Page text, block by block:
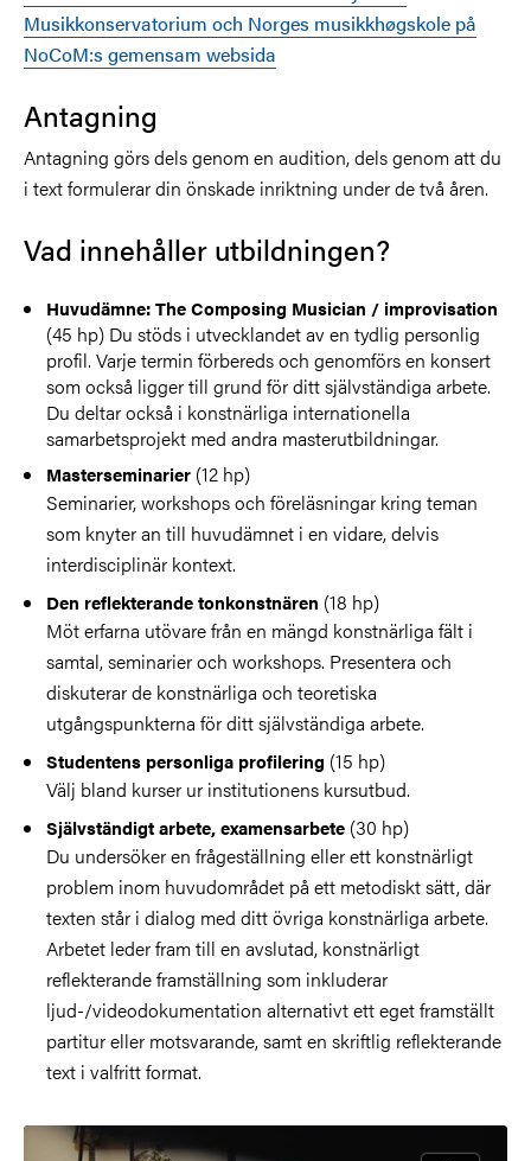
Musikkonservatorium och Norges musikkhøgskole på
NoCoM:s gemensam websida
Antagning
Antagning görs dels genom en audition, dels genom att du
i text formulerar din önskade inriktning under de två åren.
Vad innehåller utbildningen?
Huvudämne: The Composing Musician / improvisation
(45 hp) Du stöds i utvecklandet av en tydlig personlig
profil. Varje termin förbereds och genomförs en konsert
som också ligger till grund för ditt självständiga arbete.
Du deltar också i konstnärliga internationella
samarbetsprojekt med andra masterutbildningar.
Masterseminarier (12 hp)
Seminarier, workshops och föreläsningar kring teman
som knyter an till huvudämnet i en vidare, delvis
interdisciplinär kontext.
Den reflekterande tonkonstnären (18 hp)
Möt erfarna utövare från en mängd konstnärliga fält i
samtal, seminarier och workshops. Presentera och
diskuterar de konstnärliga och teoretiska
utgångspunkterna för ditt självständiga arbete.
Studentens personliga profilering (15 hp)
Välj bland kurser ur institutionens kursutbud.
Självständigt arbete, examensarbete (30 hp)
Du undersöker en frågeställning eller ett konstnärligt
problem inom huvudområdet på ett metodiskt sätt, där
texten står i dialog med ditt övriga konstnärliga arbete.
Arbetet leder fram till en avslutad, konstnärligt
reflekterande framställning som inkluderar
ljud-/videodokumentation alternativt ett eget framställt
partitur eller motsvarande, samt en skriftlig reflekterande
text i valfritt format.